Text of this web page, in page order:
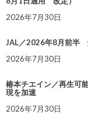
2026年7月30日
JAL／2026年8月前半
2026年7月30日
椿本チエイン／再生可
現を加速
2026年7月30日